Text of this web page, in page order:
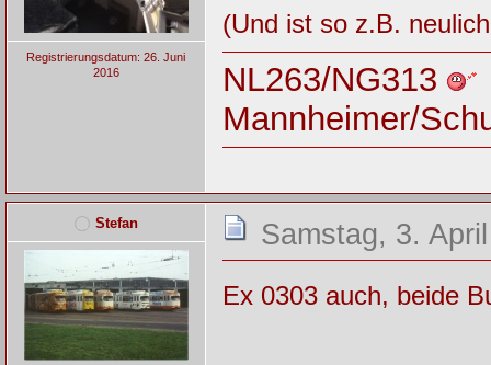
Registrierungsdatum: 26. Juni
2016
(Und ist so z.B.
NL263/NG313
Mannheimer/
Stefan Samstag, 3.
Ex 0303 auch, beide